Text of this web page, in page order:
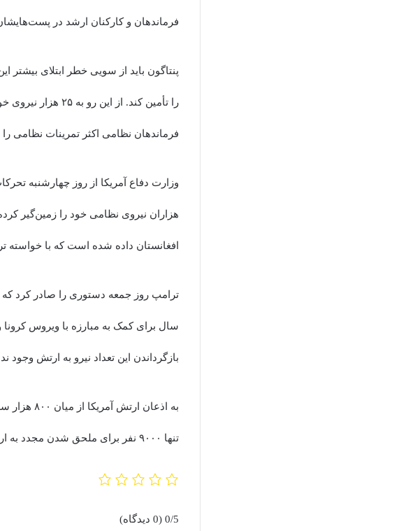
فرماندهان و کارکنان ارشد در
پنتاگون باید از سویی خطر ابتلای بیشتر
را تأمین کند. از
فرماندهان نظامی اکثر تمرینات نظامی را
هزاران نیروی نظامی خود را زمین‌گیر
افغانستان داده شده است که با خواسته
ترامپ روز جمعه دستوری را صادر کرد که
سال برای کمک به مبارزه با ویروس کرونا
بازگرداندن این تعداد نیرو به ارتش وجود
به اذعان
تنها ۹۰۰۰ نفر برای ملحق شدن مجدد به ارتش اظهار آمادگی کردند.
0/5 (0 دیدگاه)